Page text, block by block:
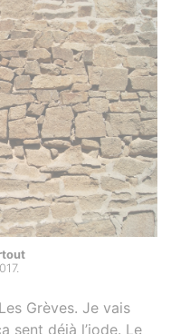
Grèves. Je vais
sent déjà l’iode. Le